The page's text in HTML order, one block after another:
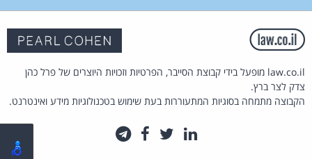
law.co.il מופעל בידי קבוצת הסייבר, הפרטיות וזכויות היוצרים של פרל כהן
צדק לצר ברץ.
הקבוצה מתמחה בסוגיות המתעוררות בעת שימוש בטכנולוגיות מידע ואינטרנט.
לינקדאין
טוויטרפייסבוק